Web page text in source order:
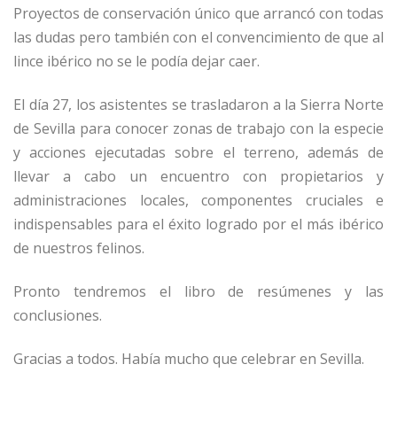
Proyectos de conservación único que arrancó con todas
las dudas pero también con el convencimiento de que al
lince ibérico no se le podía dejar caer.
El día 27, los asistentes se trasladaron a la Sierra Norte
de Sevilla para conocer zonas de trabajo con la especie
y acciones ejecutadas sobre el terreno, además de
llevar a cabo un encuentro con propietarios y
administraciones locales, componentes cruciales e
indispensables para el éxito logrado por el más ibérico
de nuestros felinos.
Pronto tendremos el libro de resúmenes y las
conclusiones.
Gracias a todos. Había mucho que celebrar en Sevilla.